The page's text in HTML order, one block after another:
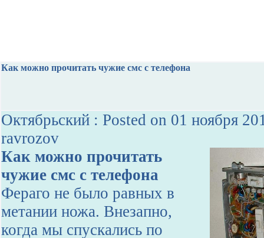
Как можно прочитать чужие смс с телефона
Октябрьский : Posted on 01 ноября
ravrozov
Как можно прочитать
чужие смс с телефона
Фераго не было равных в
метании ножа. Внезапно,
когда мы спускались по